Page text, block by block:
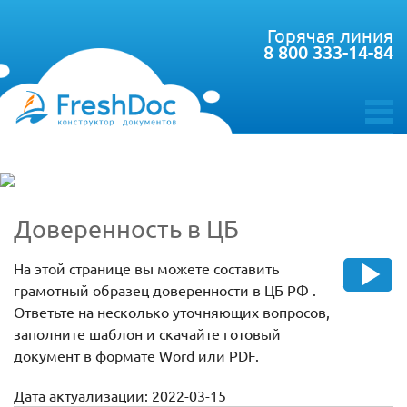
toggle
Горячая линия
8 800 333-14-84
Доверенность в ЦБ
На этой странице вы можете составить
грамотный образец доверенности в ЦБ РФ .
Ответьте на несколько уточняющих вопросов,
заполните шаблон и скачайте готовый
документ в формате Word или PDF.
Дата актуализации: 2022-03-15